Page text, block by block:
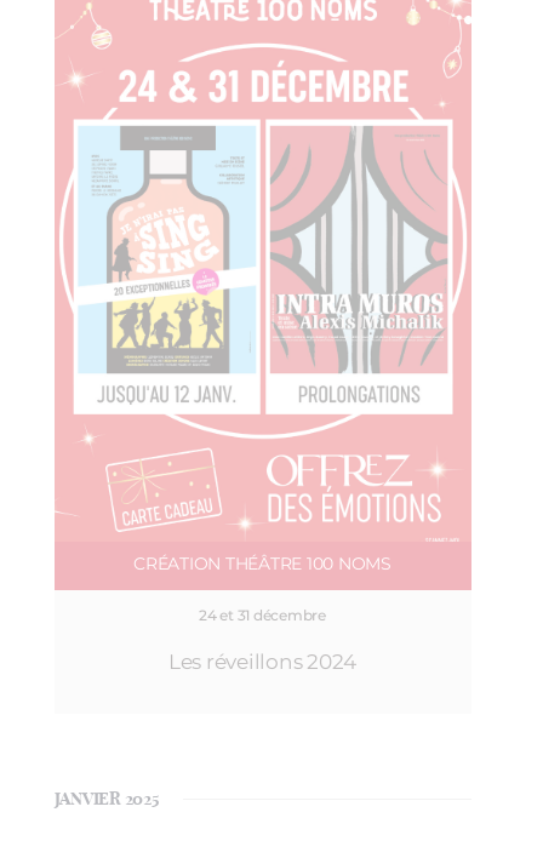
CRÉATION THÉÂTRE 100 NOMS
24 et 31 décembre
Les réveillons 2024
JANVIER 2025